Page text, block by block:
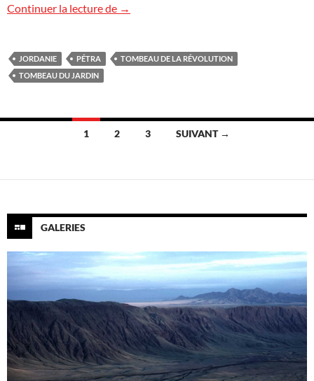
Continuer la lecture de Tombeau du jardin à Pétra
→
JORDANIE PÉTRA
TOMBEAU DE LA RÉVOLUTION
TOMBEAU DU JARDIN
Navigation
articles
1 2 3 SUIVANT →
GALERIES